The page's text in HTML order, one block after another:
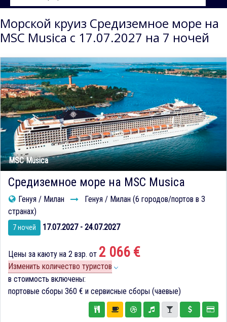
Морской круиз Средиземное море на
MSC Musica с 17.07.2027 на 7 ночей
MSC Musica
Средиземное море на MSC Musica
Генуя / Милан
Генуя / Милан (6 городов/портов в 3
странах)
7 ночей 17.07.2027 - 24.07.2027
Цены за каюту на 2 взр. от 2 066 €
Изменить количество туристов
в стоимость включены:
портовые сборы 360 € и сервисные сборы (чаевые)